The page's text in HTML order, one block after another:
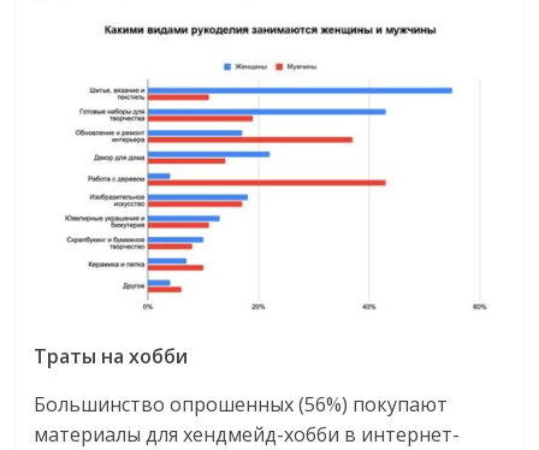
Траты на хобби
Большинство опрошенных (56%) покупают
материалы для хендмейд-хобби в интернет-